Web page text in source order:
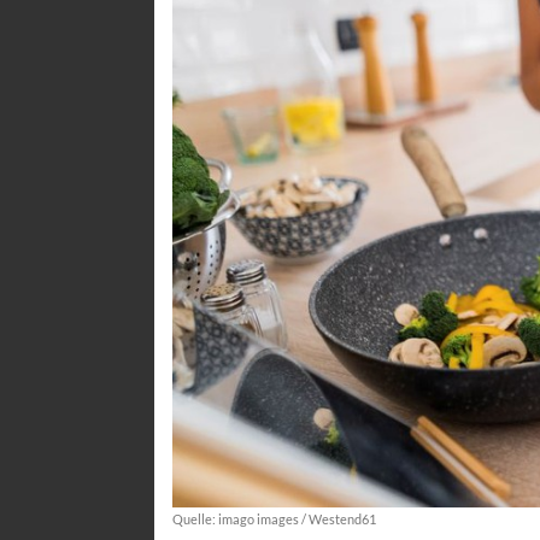
Quelle: imago images / Westend61